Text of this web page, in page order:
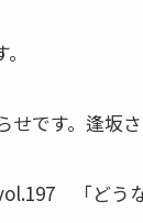
です。逢坂
「どう